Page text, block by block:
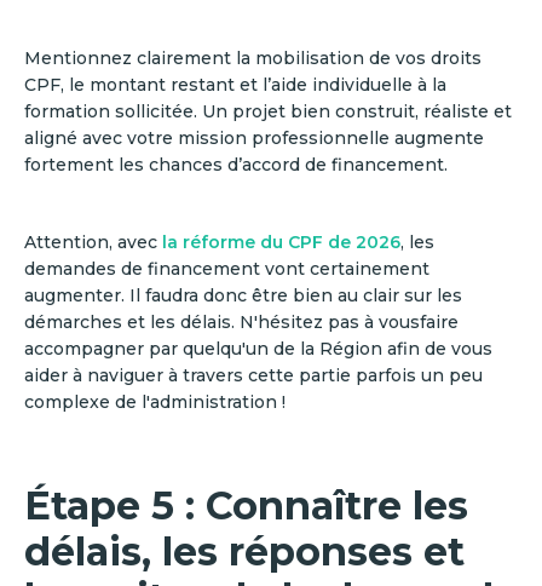
Mentionnez clairement la mobilisation de vos droits
CPF, le montant restant et l’aide individuelle à la
formation sollicitée. Un projet bien construit, réaliste et
aligné avec votre mission professionnelle augmente
fortement les chances d’accord de financement.
Attention, avec la réforme du CPF de 2026, les
demandes de financement vont certainement
augmenter. Il faudra donc être bien au clair sur les
démarches et les délais. N'hésitez pas à vousfaire
accompagner par quelqu'un de la Région afin de vous
aider à naviguer à travers cette partie parfois un peu
complexe de l'administration !
Étape 5 : Connaître les
délais, les réponses et